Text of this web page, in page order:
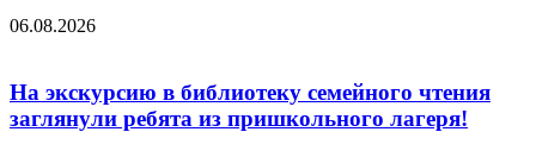
06.08.2026
На экскурсию в библиотеку семейного чтения
заглянули ребята из пришкольного лагеря!